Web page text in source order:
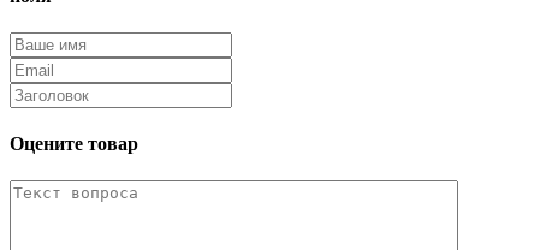
Оцените товар